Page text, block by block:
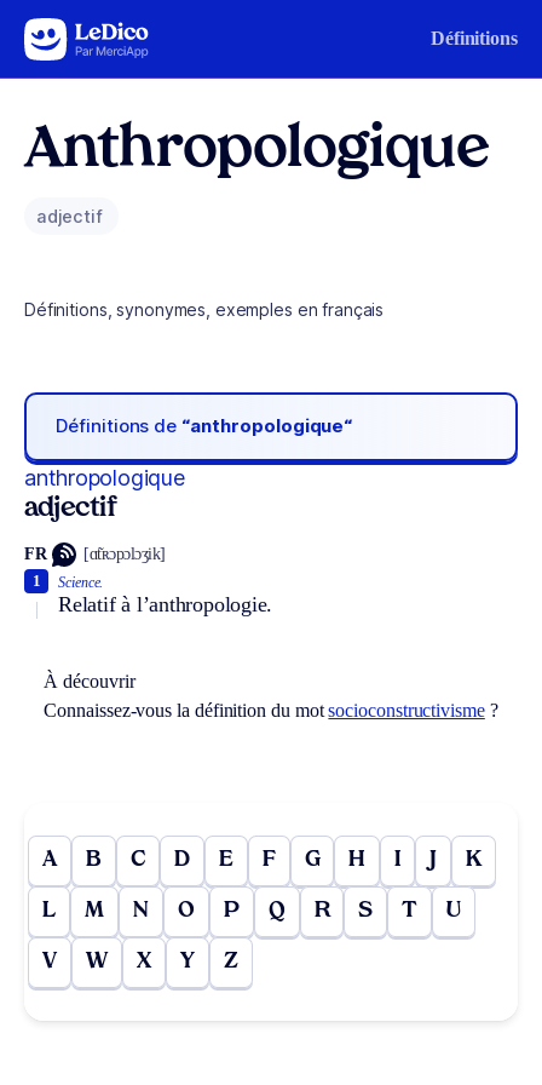
Aller au contenu Définitions
Anthropologique
adjectif
Définitions, synonymes, exemples en français
Définitions de “anthropologique“
anthropologique
adjectif
FR [ɑ̃tʀɔpɔlɔʒik]
Science.
Relatif à l’anthropologie.
1
À découvrir
Connaissez-vous la définition du motsocioconstructivisme?
A B C D E F G H I J K
L M N O P Q R S T U
V W X Y Z